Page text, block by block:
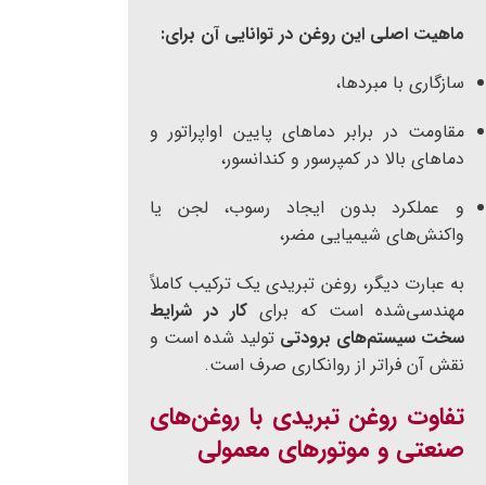
ماهیت اصلی این روغن در توانایی آن برای:
سازگاری با مبردها،
مقاومت در برابر دماهای پایین اواپراتور و
دماهای بالا در کمپرسور و کندانسور،
و عملکرد بدون ایجاد رسوب، لجن یا
واکنش‌های شیمیایی مضر،
به عبارت دیگر، روغن تبریدی یک ترکیب کاملاً
مهندسی‌شده است که برای کار در شرایط
سخت سیستم‌های برودتی تولید شده است و
نقش آن فراتر از روانکاری صرف است.
تفاوت روغن تبریدی با روغن‌های
صنعتی و موتورهای معمولی